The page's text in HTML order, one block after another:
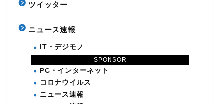
SPONSOR
ツイッター
ニュース速報
IT・デジモノ
PC・インターネット
コロナウイルス
ニュース速報